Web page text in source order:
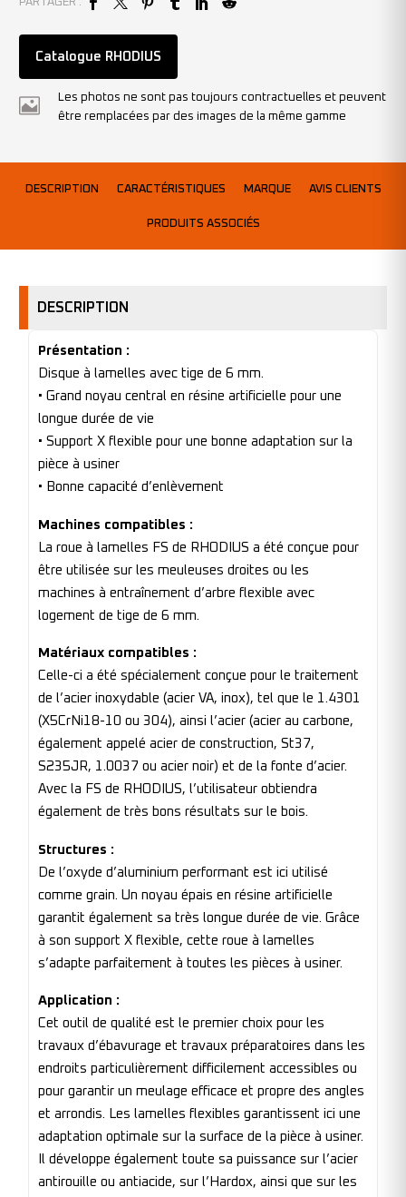
PARTAGER :
Catalogue RHODIUS
Les photos ne sont pas toujours contractuelles et peuvent
être remplacées par des images de la même gamme
DESCRIPTION CARACTÉRISTIQUES MARQUE AVIS CLIENTS
PRODUITS ASSOCIÉS
DESCRIPTION
Présentation :
Disque à lamelles avec tige de 6 mm.
• Grand noyau central en résine artificielle pour une
longue durée de vie
• Support X flexible pour une bonne adaptation sur la
pièce à usiner
• Bonne capacité d’enlèvement
Machines compatibles :
La roue à lamelles FS de RHODIUS a été conçue pour
être utilisée sur les meuleuses droites ou les
machines à entraînement d’arbre flexible avec
logement de tige de 6 mm.
Matériaux compatibles :
Celle-ci a été spécialement conçue pour le traitement
de l’acier inoxydable (acier VA, inox), tel que le 1.4301
(X5CrNi18-10 ou 304), ainsi l’acier (acier au carbone,
également appelé acier de construction, St37,
S235JR, 1.0037 ou acier noir) et de la fonte d’acier.
Avec la FS de RHODIUS, l’utilisateur obtiendra
également de très bons résultats sur le bois.
Structures :
De l’oxyde d’aluminium performant est ici utilisé
comme grain. Un noyau épais en résine artificielle
garantit également sa très longue durée de vie. Grâce
à son support X flexible, cette roue à lamelles
s’adapte parfaitement à toutes les pièces à usiner.
Application :
Cet outil de qualité est le premier choix pour les
travaux d’ébavurage et travaux préparatoires dans les
endroits particulièrement difficilement accessibles ou
pour garantir un meulage efficace et propre des angles
et arrondis. Les lamelles flexibles garantissent ici une
adaptation optimale sur la surface de la pièce à usiner.
Il développe également toute sa puissance sur l’acier
antirouille ou antiacide, sur l’Hardox, ainsi que sur les